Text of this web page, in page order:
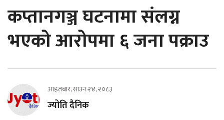
कप्तानगञ्ज घटनामा संलग्न
भएको आरोपमा ६ जना पक्राउ
आइतबार, साउन २४, २०८३
ज्योति दैनिक